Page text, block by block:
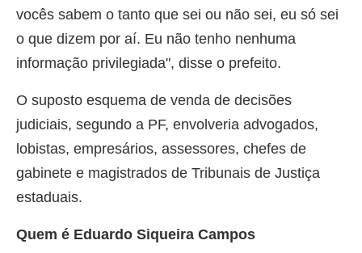
vocês sabem o tanto que sei ou não sei, eu só sei
o que dizem por aí. Eu não tenho nenhuma
informação privilegiada", disse o prefeito.
O suposto esquema de venda de decisões
judiciais, segundo a PF, envolveria advogados,
lobistas, empresários, assessores, chefes de
gabinete e magistrados de Tribunais de Justiça
estaduais.
Quem é Eduardo Siqueira Campos